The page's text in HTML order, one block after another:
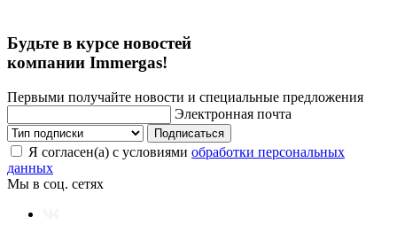
Будьте в курсе новостей
компании Immergas!
Первыми получайте новости и специальные предложения
Электронная почта
Подписаться
Я согласен(а) с условиями обработки персональных
данных
Мы в соц. сетях